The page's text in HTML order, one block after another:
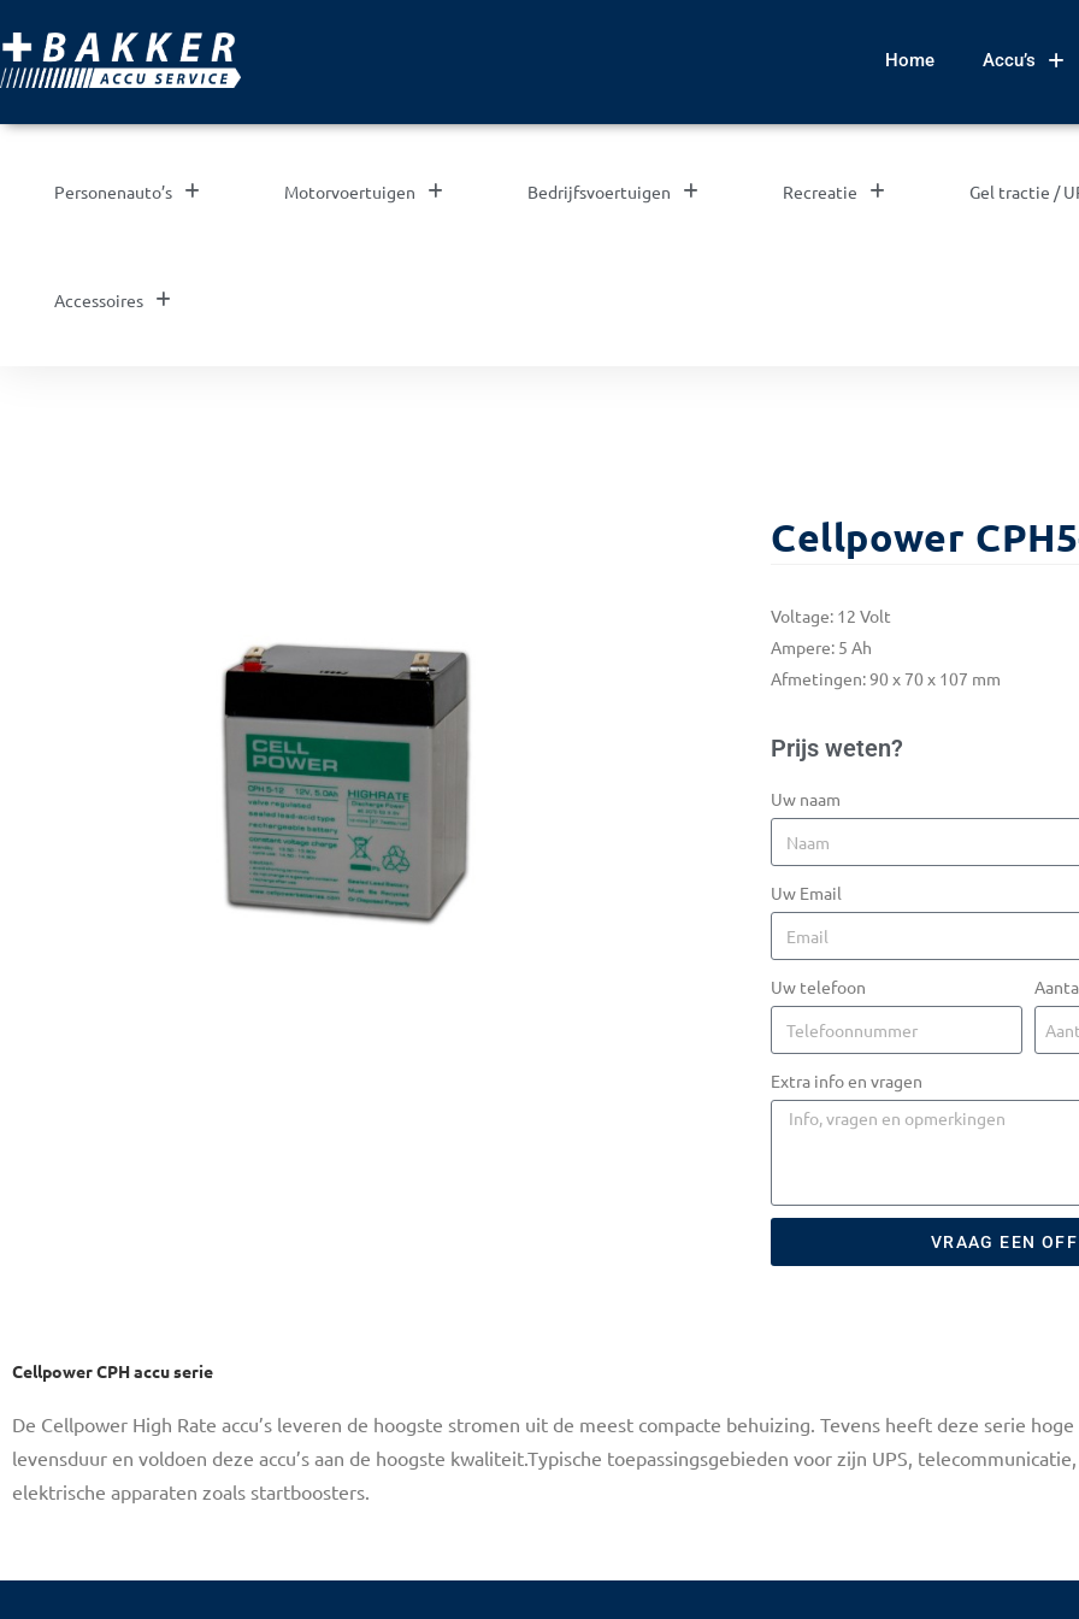
Home Accu’s
Personenauto’s Motorvoertuigen Bedrijfsvoertuigen Recreatie Gel tractie /
Accessoires
Cellpower
Voltage: 12 Volt
Ampere: 5 Ah
Afmetingen: 90 x 70 x 107 mm
Prijs weten?
Uw naam
Uw Email
Uw telefoon
Extra info en vragen
VRAAG EEN
Cellpower CPH accu serie
De Cellpower High Rate accu’s leveren de hoogste stromen uit de meest compacte behuizing. Tevens heeft deze serie hoge
levensduur en voldoen deze accu’s aan de hoogste kwaliteit.Typische toepassingsgebieden voor zijn UPS,
elektrische apparaten zoals startboosters.